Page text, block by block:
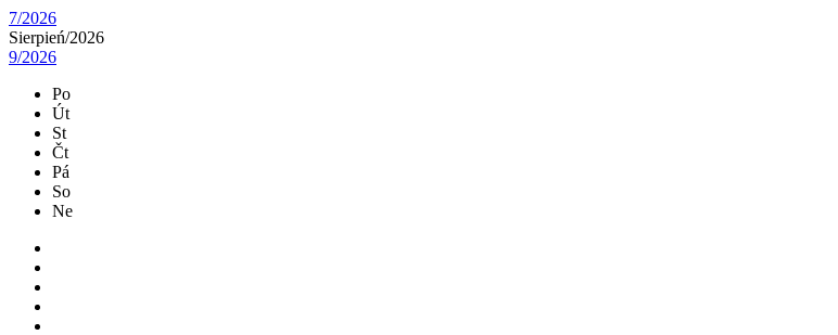
7/2026
Sierpień/2026
9/2026
Po
Út
St
Čt
Pá
So
Ne